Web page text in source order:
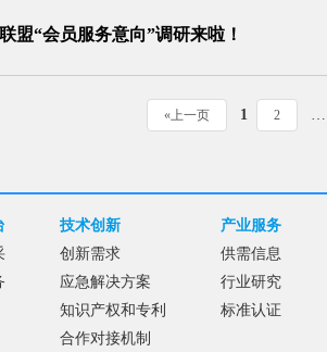
联盟“会员服务意向”调研来啦！
«上一页 1 2 …
技术创新
创新需求
应急解决方案
知识产权和专利
合作对接机制
产业服务
供需信息
行业研究
标准认证